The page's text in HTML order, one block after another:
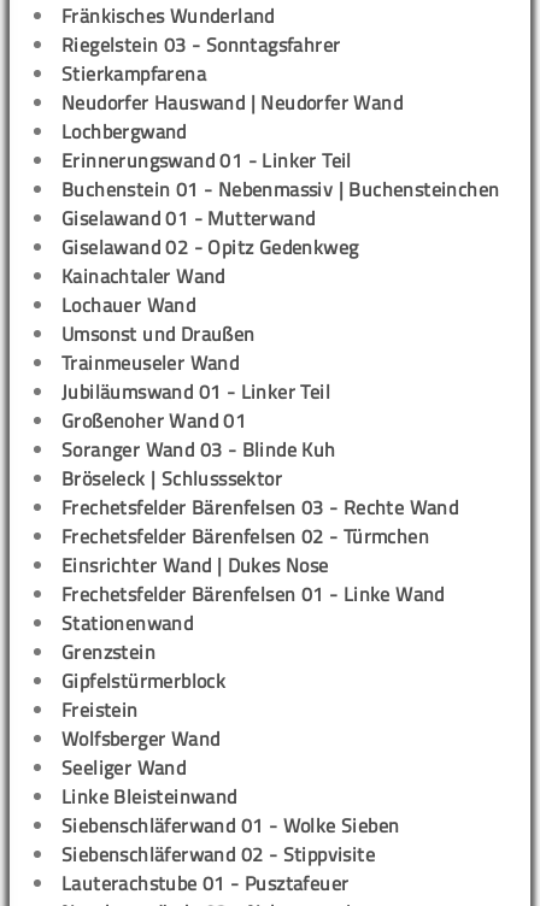
Fränkisches Wunderland
Riegelstein 03 - Sonntagsfahrer
Stierkampfarena
Neudorfer Hauswand | Neudorfer Wand
Lochbergwand
Erinnerungswand 01 - Linker Teil
Buchenstein 01 - Nebenmassiv | Buchensteinchen
Giselawand 01 - Mutterwand
Giselawand 02 - Opitz Gedenkweg
Kainachtaler Wand
Lochauer Wand
Umsonst und Draußen
Trainmeuseler Wand
Jubiläumswand 01 - Linker Teil
Großenoher Wand 01
Soranger Wand 03 - Blinde Kuh
Bröseleck | Schlusssektor
Frechetsfelder Bärenfelsen 03 - Rechte Wand
Frechetsfelder Bärenfelsen 02 - Türmchen
Einsrichter Wand | Dukes Nose
Frechetsfelder Bärenfelsen 01 - Linke Wand
Stationenwand
Grenzstein
Gipfelstürmerblock
Freistein
Wolfsberger Wand
Seeliger Wand
Linke Bleisteinwand
Siebenschläferwand 01 - Wolke Sieben
Siebenschläferwand 02 - Stippvisite
Lauterachstube 01 - Pusztafeuer